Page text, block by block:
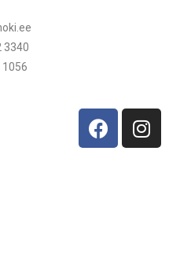
3340